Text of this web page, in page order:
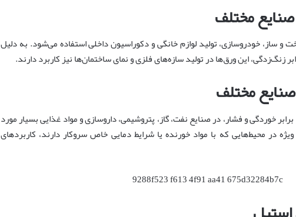
مختلف
و ساز، خودروسازی، تولید لوازم خانگی و دکوراسیون داخلی استفاده می‌شود. به دلیل
زنگ‌زدگی، این ورق‌ها در تولید سازه‌های فلزی و نمای ساختمان‌ها نیز کاربرد دارند.
مختلف
خوردگی و فشار، در صنایع نفت، گاز، پتروشیمی، داروسازی و مواد غذایی بسیار مورد
در محیط‌هایی که با مواد خورنده یا شرایط دمایی خاص سروکار دارند، کاربردهای